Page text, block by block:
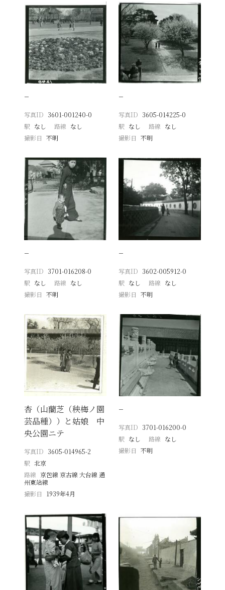
−
写真ID 3601-001240-0
駅 なし 路線 なし
撮影日
不明
−
写真ID 3605-014225-0
駅 なし 路線 なし
撮影日 不明
−
写真ID 3701-016208-0
駅 なし 路線 なし
撮影日
不明
−
写真ID 3602-005912-0
駅 なし 路線 なし
撮影日 不明
杏（山蘭芝（秧梅ノ園
芸品種））と姑娘 中
央公園ニテ
写真ID 3605-014965-2
駅 北京
路線 京包線 京古線 大台線 通
州東站線
撮影日
1939年4月
−
写真ID 3701-016200-0
駅 なし 路線 なし
撮影日 不明